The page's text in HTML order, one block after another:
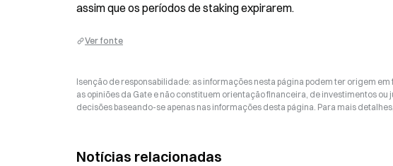
assim que os períodos de staking expirarem.
Ver fonte
Isenção de responsabilidade: as informações nesta página podem ter origem
as opiniões da Gate e não constituem orientação financeira, de investimentos
decisões baseando-se apenas nas informações desta página. Para mais
Notícias relacionadas